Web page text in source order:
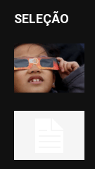
SELEÇÃO